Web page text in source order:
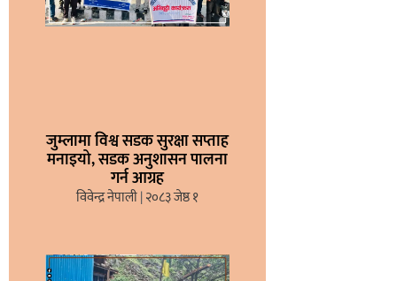
जुम्लामा विश्व सडक सुरक्षा सप्ताह
मनाइयो, सडक अनुशासन पालना
गर्न आग्रह
विवेन्द्र नेपाली २०८३ जेष्ठ १